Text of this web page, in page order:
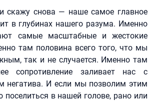
скажу снова — наше самое главное
в глубинах нашего разума. Именно
самые масштабные и жестокие
там половина всего того, что мы
так и не случается. Именно там
сопротивление заливает нас с
негатива. И если мы позволим этим
в нашей голове, рано или